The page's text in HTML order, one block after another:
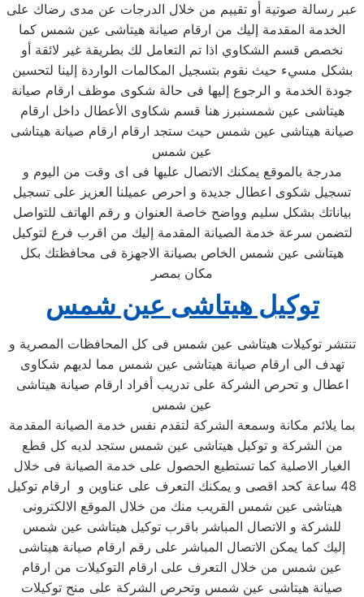
عبر رسالة صوتية أو تقييم من خلال الدرجات عن مدى رضاك على
الخدمة المقدمة إليك من ارقام صيانة هيتاشى عين شمس كما
نخصص قسم الشكاوي اذا تم التعامل لك بطريقة غير لائقة أو
بشكل مسيء حيث نقوم بتسجيل المكالمات الواردة إلينا لتحسين
جودة الخدمة و الرجوع إليها فى حالة شكوى موظف ارقام صيانة
هيتاشى عين شمسنبرز هنا قسم شكاوى الأعطال داخل ارقام
صيانة هيتاشى عين شمس حيث ستجد ارقام ارقام صيانة هيتاشى
عين شمس
مدرجة بالموقع يمكنك الاتصال عليها فى اى وقت من اليوم و
تسجيل شكوى اعطال جديدة و احرص عميلنا العزيز على تسجيل
بياناتك بشكل سليم وواضح خاصة العنوان و رقم الهاتف للتواصل
لتضمن سرعة خدمة الصيانة المقدمة إليك من اقرب فرع لتوكيل
هيتاشى عين شمس الخاص بصيانة الاجهزة فى محافظتك بكل
مكان بمصر
توكيل هيتاشى عين شمس
تنتشر توكيلات هيتاشى عين شمس فى كل المحافظات المصرية و
تهدف الى ارقام صيانة هيتاشى عين شمس مما لديهم شكاوى
اعطال و تحرص الشركة على تدريب أفراد ارقام صيانة هيتاشى
عين شمس
بما يلائم مكانة وسمعة الشركة لتقدم نفس خدمة الصيانة المقدمة
من الشركة و توكيل هيتاشى عين شمس ستجد لديه كل قطع
الغيار الاصلية كما تستطيع الحصول على خدمة الصيانة فى خلال
48 ساعة كحد اقصى و يمكنك التعرف على عناوين و ارقام توكيل
هيتاشى عين شمس القريب منك من خلال الموقع الالكترونى
للشركة و الاتصال المباشر باقرب توكيل هيتاشى عين شمس
إليك كما يمكن الاتصال المباشر على رقم ارقام صيانة هيتاشى
عين شمس من خلال التعرف على ارقام التوكيلات من ارقام
صيانة هيتاشى عين شمس وتحرص الشركة على منح توكيلات